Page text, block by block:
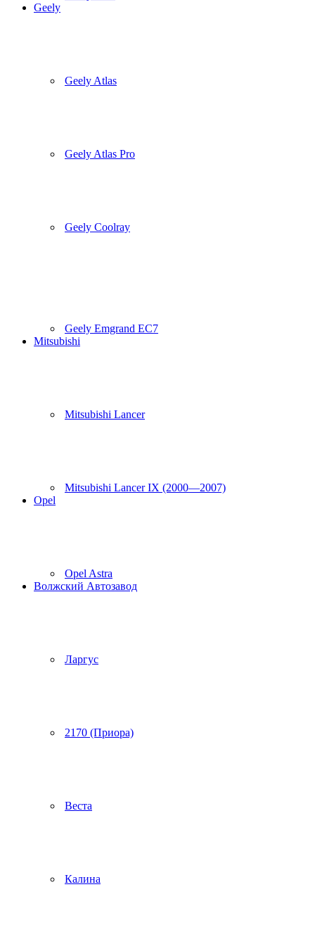
Geely
Geely Atlas
Geely Atlas Pro
Geely Coolray
Geely Emgrand EC7
Mitsubishi
Mitsubishi Lancer
Mitsubishi Lancer IX (2000—2007)
Opel
Opel Astra
Волжский Автозавод
Ларгус
2170 (Приора)
Веста
Калина